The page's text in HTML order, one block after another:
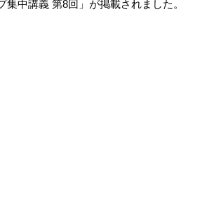
集中講義 第8回」が掲載されました。